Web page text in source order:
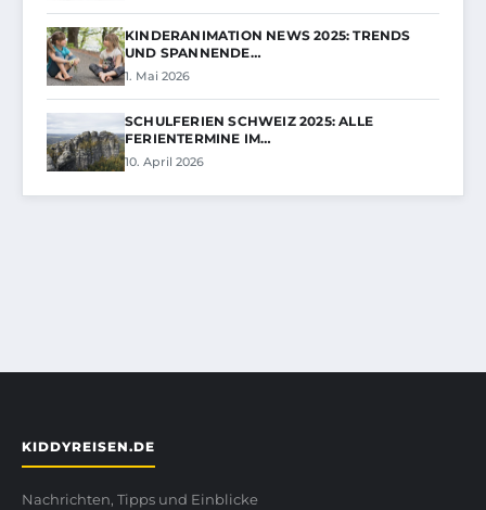
KINDERANIMATION NEWS 2025: TRENDS
UND SPANNENDE…
1. Mai 2026
SCHULFERIEN SCHWEIZ 2025: ALLE
FERIENTERMINE IM…
10. April 2026
KIDDYREISEN.DE
Nachrichten, Tipps und Einblicke